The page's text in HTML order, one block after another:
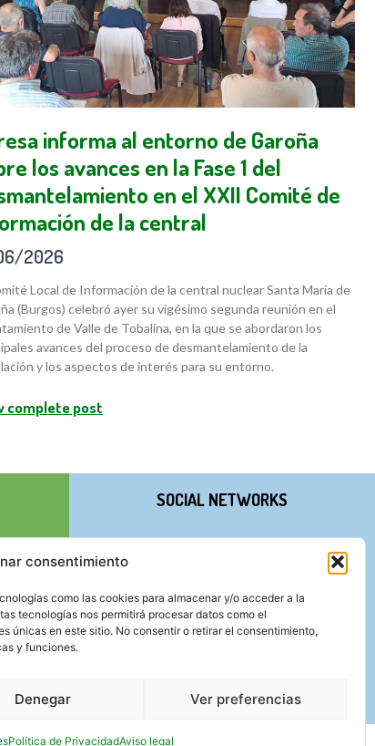
consentimiento
como las cookies para almacenar y/o acceder a la
tecnologías nos permitirá procesar datos como el
únicas en este sitio. No consentir o retirar el consentimiento,
y funciones.
Denegar Ver preferencias
Política de PrivacidadAviso legal
informa al entorno de Garoña
los avances en la Fase 1 del
en el XXII Comité de
de la central
2026
Local de Información de la central nuclear Santa María de
(Burgos) celebró ayer su vigésimo segunda reunión en el
de Valle de Tobalina, en la que se abordaron los
avances del proceso de desmantelamiento de la
y los aspectos de interés para su entorno.
complete post
SOCIAL NETWORKS